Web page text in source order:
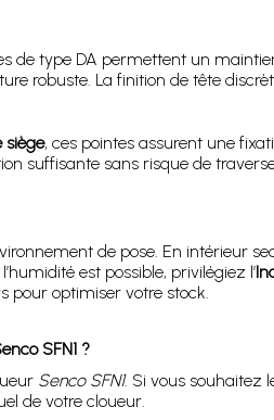
de type DA permettent un
robuste. La finition de tête
siège, ces pointes assurent une
suffisante sans risque de
de pose. En intérieur
est possible, privilégiez l’
pour optimiser votre stock.
SFN1 ?
Senco SFN1. Si vous souhaitez
de votre cloueur.